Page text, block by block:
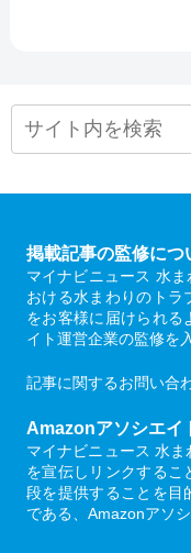
掲載記事の監修につ
マイナビニュース 水
おける水まわりのトラ
をお客様に届けられる
イト運営企業の監修を
記事に関するお問い合
Amazonアソシエイ
マイナビニュース 水
を宣伝しリンクするこ
段を提供することを目
である、Amazonアソ